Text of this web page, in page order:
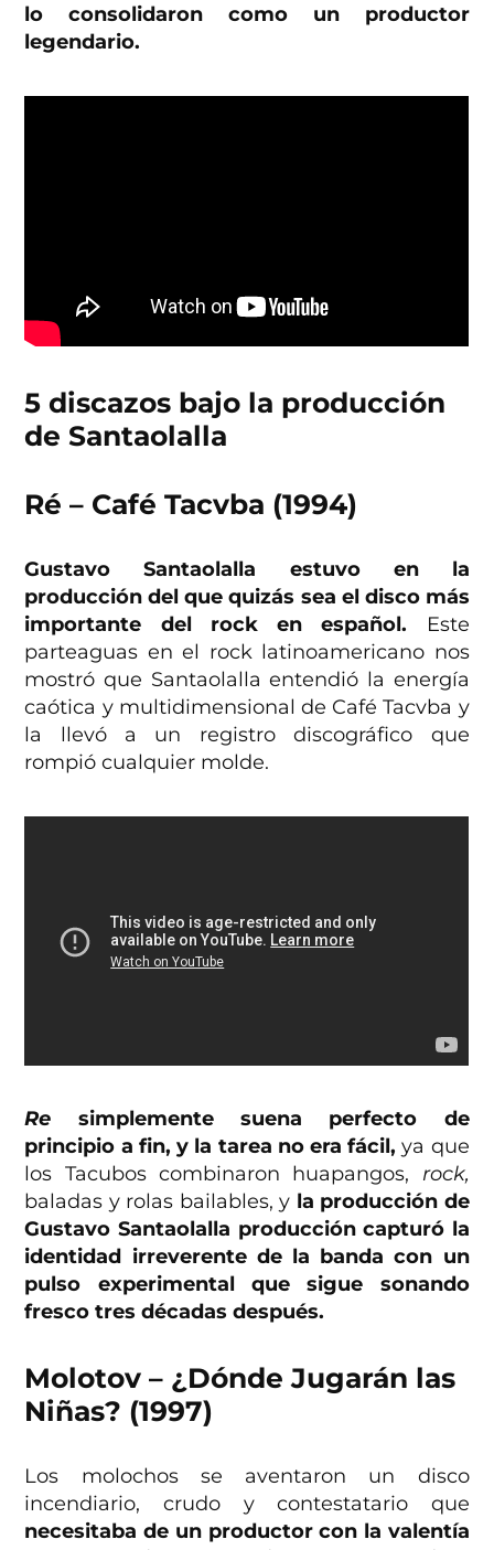
lo consolidaron como un productor
legendario.
5 discazos bajo la producción
de Santaolalla
Ré – Café Tacvba (1994)
Gustavo Santaolalla estuvo en la
producción del que quizás sea el disco más
importante del rock en español.
Este
parteaguas en el rock latinoamericano nos
mostró que Santaolalla entendió la energía
caótica y multidimensional de Café Tacvba y
la llevó a un registro discográfico que
rompió cualquier molde.
Re simplemente suena perfecto de
principio a fin, y la tarea no era fácil,ya que
los Tacubos combinaron huapangos, rock,
baladas y rolas bailables, y la producción de
Gustavo Santaolalla producción capturó la
identidad irreverente de la banda con un
pulso experimental que sigue sonando
fresco tres décadas después.
Molotov – ¿Dónde Jugarán las
Niñas? (1997)
Los molochos se aventaron un disco
incendiario, crudo y contestatario que
necesitaba de un productor con la valentía